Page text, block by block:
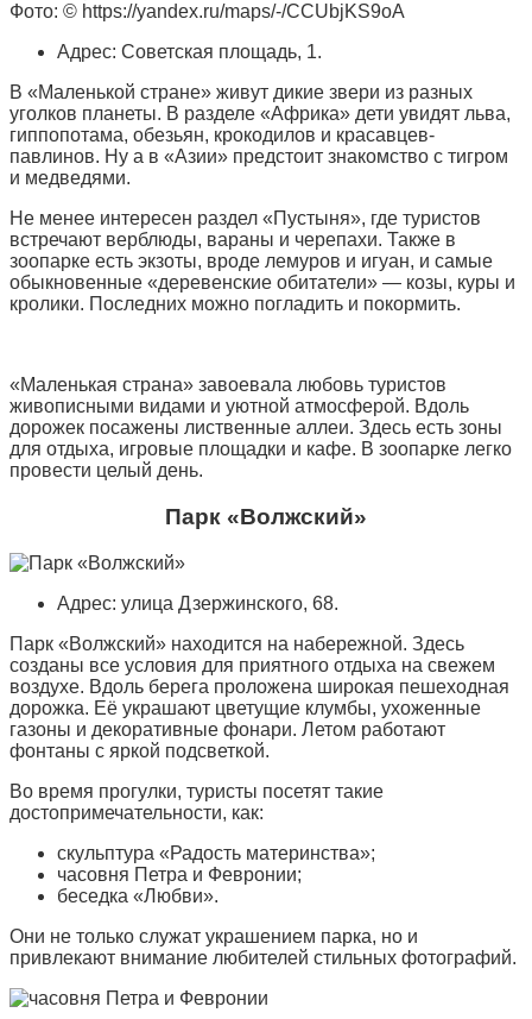
Фото: © https://yandex.ru/maps/-/CCUbjKS9oA
Адрес: Советская площадь, 1.
В «Маленькой стране» живут дикие звери из разных
уголков планеты. В разделе «Африка» дети увидят льва,
гиппопотама, обезьян, крокодилов и красавцев-
павлинов. Ну а в «Азии» предстоит знакомство с тигром
и медведями.
Не менее интересен раздел «Пустыня», где туристов
встречают верблюды, вараны и черепахи. Также в
зоопарке есть экзоты, вроде лемуров и игуан, и самые
обыкновенные «деревенские обитатели» — козы, куры и
кролики. Последних можно погладить и покормить.
«Маленькая страна» завоевала любовь туристов
живописными видами и уютной атмосферой. Вдоль
дорожек посажены лиственные аллеи. Здесь есть зоны
для отдыха, игровые площадки и кафе. В зоопарке легко
провести целый день.
Парк «Волжский»
Адрес: улица Дзержинского, 68.
Парк «Волжский» находится на набережной. Здесь
созданы все условия для приятного отдыха на свежем
воздухе. Вдоль берега проложена широкая пешеходная
дорожка. Её украшают цветущие клумбы, ухоженные
газоны и декоративные фонари. Летом работают
фонтаны с яркой подсветкой.
Во время прогулки, туристы посетят такие
достопримечательности, как:
скульптура «Радость материнства»;
часовня Петра и Февронии;
беседка «Любви».
Они не только служат украшением парка, но и
привлекают внимание любителей стильных фотографий.